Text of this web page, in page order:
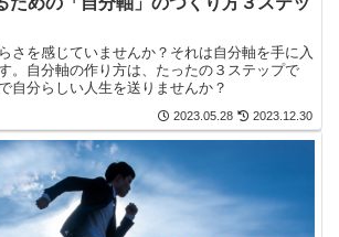
さを感じていませんか？それは自分軸を手に入
。自分軸の作り方は、たったの３ステップで
自分らしい人生を送りませんか？
2023.05.28 2023.12.30